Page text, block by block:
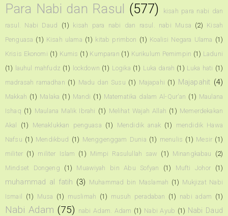
Para Nabi dan Rasul (577)
kisah para nabi dan
rasul. Nabi Daud
(1) kisah para nabi dan rasul. nabi Musa (2) Kisah
Penguasa (1) Kisah ulama (1) kitab primbon (1) Koalisi Negara Ulama (1)
Krisis Ekonomi (1) Kumis (1) Kumparan (1) Kurikulum Pemimpin (1) Laduni
(1) lauhul mahfudz (1) lockdown (1) Logika (1) Luka darah (1) Luka hati (1)
madrasah ramadhan (1) Madu dan Susu (1) Majapahi (1) Majapahit (4)
Makkah (1) Malaka (1) Mandi (1) Matematika dalam Al-Qur'an (1) Maulana
Ishaq (1) Maulana Malik Ibrahi (1) Melihat Wajah Allah (1) Memerdekakan
Akal
(1) Menaklukkan penguasa (1) Mendidik anak (1)
mendidik Hawa
Nafsu (1) Mendikbud (1) Menggenggam Dunia (1) menulis (1) Mesir (1)
militer (1) militer Islam (1) Mimpi Rasulullah saw (1) Minangkabau
(2)
Mindset Dongeng
(1) Muawiyah bin Abu Sofyan (1) Mufti Johor (1)
muhammad al fatih (3) Muhammad bin Maslamah (1) Mukjizat Nabi
Ismail
(1) Musa (1) muslimah (1) musuh peradaban (1) nabi adam (1)
Nabi Adam (75) nabi Adam. Adam (1) Nabi Ayub (1) Nabi Daud